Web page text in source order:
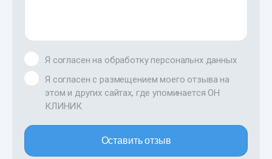
Я согласен на обработку персональнх данных
Я согласен с размещением моего отзыва на
этом и других сайтах, где упоминается ОН
КЛИНИК
Оставить отзыв